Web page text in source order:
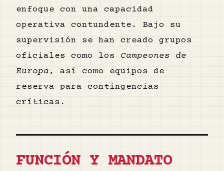
enfoque con una capacidad
operativa contundente. Bajo su
supervisión se han creado grupos
oficiales como los Campeones de
Europa , así como equipos de
reserva para contingencias
críticas.
FUNCIÓN Y MANDATO